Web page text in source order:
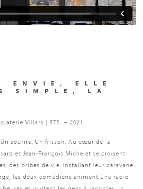
ENVIE, ELLE
SIMPLE, LA
Villars | RTS – 2021
sourire. Un frisson. Au cœur de la
et Jean-François Michelet se croisent
des bribes de vie. Installant leur caravane
les deux comédiens animent une radio